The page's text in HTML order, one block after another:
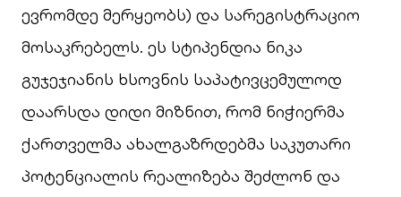
ევრომდე მერყეობს) და სარეგისტრაციო
მოსაკრებელს. ეს სტიპენდია ნიკა
გუჯეჯიანის ხსოვნის საპატივცემულოდ
დაარსდა დიდი მიზნით, რომ ნიჭიერმა
ქართველმა ახალგაზრდებმა საკუთარი
პოტენციალის რეალიზება შეძლონ და